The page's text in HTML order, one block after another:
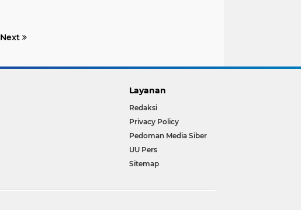
Next
Layanan
Redaksi
Privacy Policy
Pedoman Media Siber
UU Pers
Sitemap